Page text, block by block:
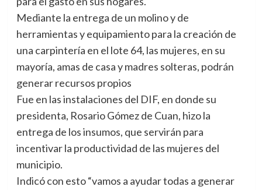
Mediante la entrega de un molino y de
herramientas y equipamiento para la creación de
una carpintería en el lote 64, las mujeres, en su
mayoría, amas de casa y madres solteras, podrán
generar recursos propios
Fue en las instalaciones del DIF, en donde su
presidenta, Rosario Gómez de Cuan, hizo la
entrega de los insumos, que servirán para
incentivar la productividad de las mujeres del
municipio.
Indicó con esto “vamos a ayudar todas a generar